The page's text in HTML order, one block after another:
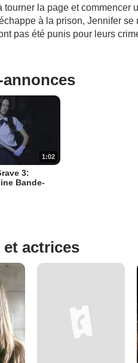
tourner la page et commencer
à la prison, Jennifer se
pas été punis pour leurs
1:02
3:
Bande-
actrices